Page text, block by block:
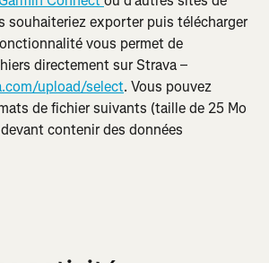
souhaiteriez exporter puis télécharger
vous permet de
directement sur Strava –
upload/select. Vous pouvez
de fichier suivants (taille de 25 Mo
contenir des données